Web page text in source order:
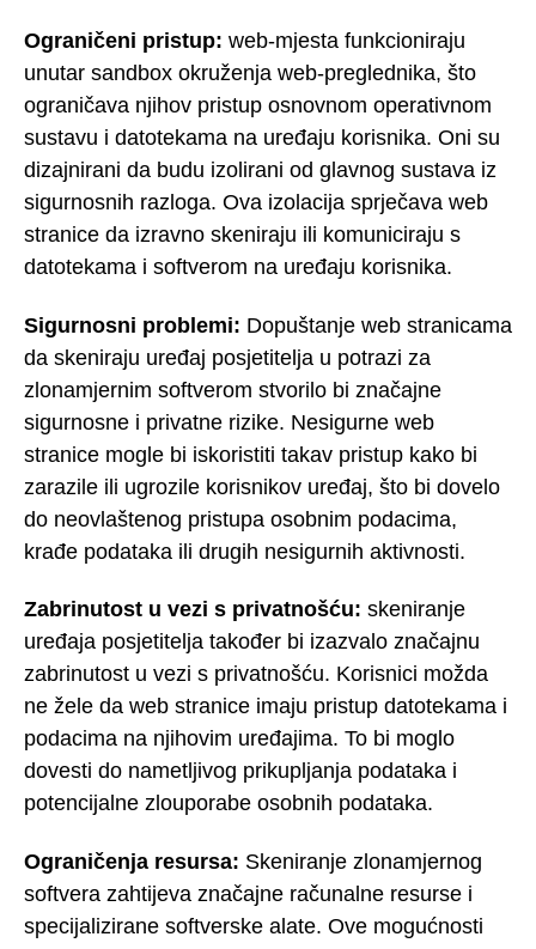
Ograničeni pristup: web-mjesta funkcioniraju
unutar sandbox okruženja web-preglednika, što
ograničava njihov pristup osnovnom operativnom
sustavu i datotekama na uređaju korisnika. Oni su
dizajnirani da budu izolirani od glavnog sustava iz
sigurnosnih razloga. Ova izolacija sprječava web
stranice da izravno skeniraju ili komuniciraju s
datotekama i softverom na uređaju korisnika.
Sigurnosni problemi: Dopuštanje web stranicama
da skeniraju uređaj posjetitelja u potrazi za
zlonamjernim softverom stvorilo bi značajne
sigurnosne i privatne rizike. Nesigurne web
stranice mogle bi iskoristiti takav pristup kako bi
zarazile ili ugrozile korisnikov uređaj, što bi dovelo
do neovlaštenog pristupa osobnim podacima,
krađe podataka ili drugih nesigurnih aktivnosti.
Zabrinutost u vezi s privatnošću: skeniranje
uređaja posjetitelja također bi izazvalo značajnu
zabrinutost u vezi s privatnošću. Korisnici možda
ne žele da web stranice imaju pristup datotekama i
podacima na njihovim uređajima. To bi moglo
dovesti do nametljivog prikupljanja podataka i
potencijalne zlouporabe osobnih podataka.
Ograničenja resursa: Skeniranje zlonamjernog
softvera zahtijeva značajne računalne resurse i
specijalizirane softverske alate. Ove mogućnosti